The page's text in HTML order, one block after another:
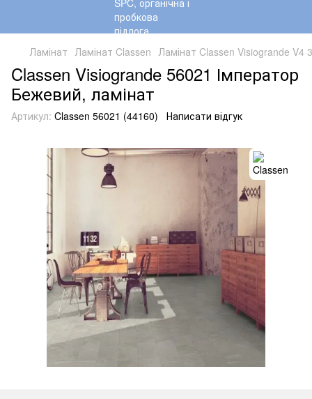
Ламінат Ламінат Classen Ламінат Classen Visiogrande V4
Classen Visiogrande 56021 Імператор
Бежевий, ламінат
Артикул: Classen 56021 (44160) Написати відгук